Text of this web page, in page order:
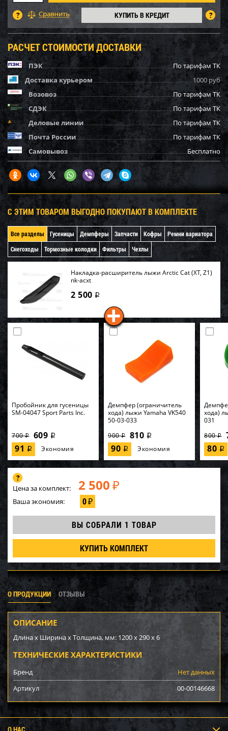
КУПИТЬ В КРЕДИТ
РАСЧЕТ СТОИМОСТИ ДОСТАВКИ
ПЭК
По тарифам ТК
Доставка курьером
1000 руб
Возовоз
По тарифам ТК
СДЭК
По тарифам ТК
Деловые линии
По тарифам ТК
Почта России
По тарифам ТК
Самовывоз
Бесплатно
С ЭТИМ ТОВАРОМ ВЫГОДНО ПОКУПАЮТ В КОМПЛЕКТЕ
Все разделы Гусеницы Демпферы Запчасти Кофры
Ремни вариатора
Снегоходы
Тормозные колодки Фильтры Чехлы
Накладка-расширитель лыжи Arctic Cat (XT, Z1)
nk-acxt
2 500 i
Пробойник для гусеницы
SM-04047 Sport Parts Inc.
700i 609 i
91 i Экономия
Демпфер (ограничитель
хода) лыжи Yamaha VK540
50-03-033
900i 810 i
90 i Экономия
хода)
031
800i
80 i
Цена за комплект: 2 500 ₽
Ваша экономия: 0₽
ВЫ СОБРАЛИ 1 ТОВАР
КУПИТЬ КОМПЛЕКТ
О ПРОДУКЦИИ ОТЗЫВЫ
ОПИСАНИЕ
Длина x Ширина x Толщина, мм: 1200 x 290 x 6
ТЕХНИЧЕСКИЕ ХАРАКТЕРИСТИКИ
Бренд
Нет данных
Артикул
00-00146668